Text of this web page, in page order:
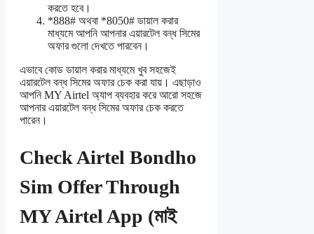
করতে হবে।
*888# অথবা *8050# ডায়াল করার
মাধ্যমে আপনি আপনার এয়ারটেল বন্ধ সিমের
অফার গুলো দেখতে পারবেন।
এভাবে কোড ডায়াল করার মাধ্যমে খুব সহজেই
এয়ারটেল বন্ধ সিমের অফার চেক করা যায়। এছাড়াও
আপনি MY Airtel অ্যাপ ব্যবহার করে আরো সহজে
আপনার এয়ারটেল বন্ধ সিমের অফার চেক করতে
পারেন।
Check Airtel Bondho
Sim Offer Through
MY Airtel App (মাই